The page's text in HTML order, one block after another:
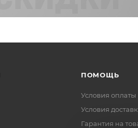
ПОМОЩЬ
Условия оплаты
Условия
Гарантия на